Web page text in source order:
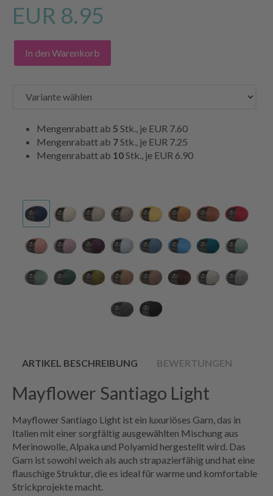
EUR 8.95
In den Warenkorb
Mengenrabatt ab 5 Stk., je EUR 7.60
Mengenrabatt ab 7 Stk., je EUR 7.25
Mengenrabatt ab 10 Stk., je EUR 6.90
ARTIKEL BESCHREIBUNG BEWERTUNGEN
Mayflower Santiago Light
Mayflower Santiago Light ist ein luxuriöses Garn, das in
Italien mit einer sorgfältig ausgewählten Mischung aus
Merinowolle, Alpaka und Polyamid hergestellt wird. Das
Garn ist sowohl weich als auch strapazierfähig und hat eine
flauschige Struktur, die es ideal für warme und komfortable
Strickprojekte macht.